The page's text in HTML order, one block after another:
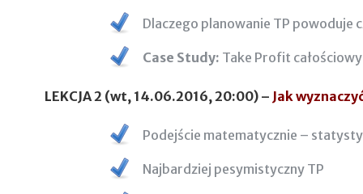
Dlaczego planowanie TP powoduje
Case Study: Take Profit
LEKCJA 2 (wt, 14.06.2016, 20:00) – Jak
Podejście matematycznie –
Najbardziej pesymistyczny TP